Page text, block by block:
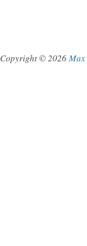
Copyright © 2026 Max